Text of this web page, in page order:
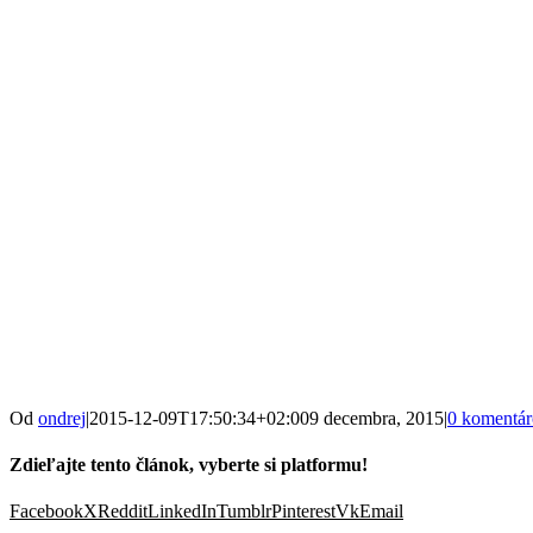
Od ondrej|2015-12-09T17:50:34+02:009 decembra, 2015|0
Zdieľajte tento článok, vyberte si platformu!
FacebookXRedditLinkedInTumblrPinterestVkEmail